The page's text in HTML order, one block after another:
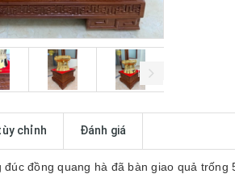
prev
chỉnh Đánh giá
đúc đồng quang hà đã bàn giao quả trống